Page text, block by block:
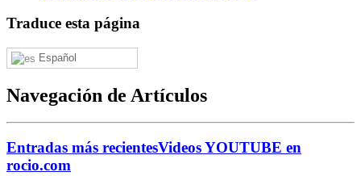
Traduce esta página
Español
Navegación de Artículos
Entradas más recientesVideos YOUTUBE en
rocio.com